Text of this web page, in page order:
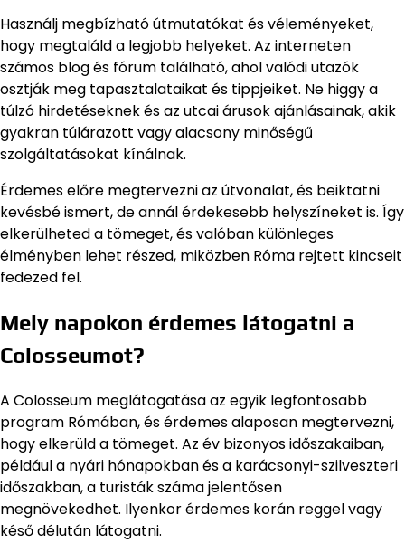
Használj megbízható útmutatókat és véleményeket,
hogy megtaláld a legjobb helyeket. Az interneten
számos blog és fórum található, ahol valódi utazók
osztják meg tapasztalataikat és tippjeiket. Ne higgy a
túlzó hirdetéseknek és az utcai árusok ajánlásainak, akik
gyakran túlárazott vagy alacsony minőségű
szolgáltatásokat kínálnak.
Érdemes előre megtervezni az útvonalat, és beiktatni
kevésbé ismert, de annál érdekesebb helyszíneket is. Így
elkerülheted a tömeget, és valóban különleges
élményben lehet részed, miközben Róma rejtett kincseit
fedezed fel.
Mely napokon érdemes látogatni a
Colosseumot?
A Colosseum meglátogatása az egyik legfontosabb
program Rómában, és érdemes alaposan megtervezni,
hogy elkerüld a tömeget. Az év bizonyos időszakaiban,
például a nyári hónapokban és a karácsonyi-szilveszteri
időszakban, a turisták száma jelentősen
megnövekedhet. Ilyenkor érdemes korán reggel vagy
késő délután látogatni.